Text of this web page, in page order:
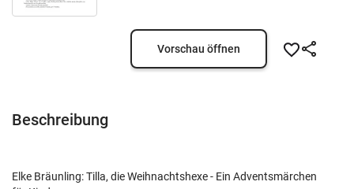
Vorschau öffnen
Beschreibung
Elke Bräunling: Tilla, die Weihnachtshexe - Ein Adventsmärchen